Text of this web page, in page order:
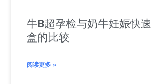
牛B超孕检与奶牛妊娠快
盒的比较
阅读更多 »